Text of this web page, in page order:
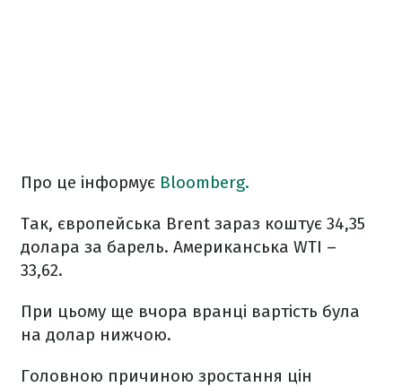
Про це інформує Bloomberg.
Так, європейська Brent зараз коштує 34,35
долара за барель. Американська WTI –
33,62.
При цьому ще вчора вранці вартість була
на долар нижчою.
Головною причиною зростання цін